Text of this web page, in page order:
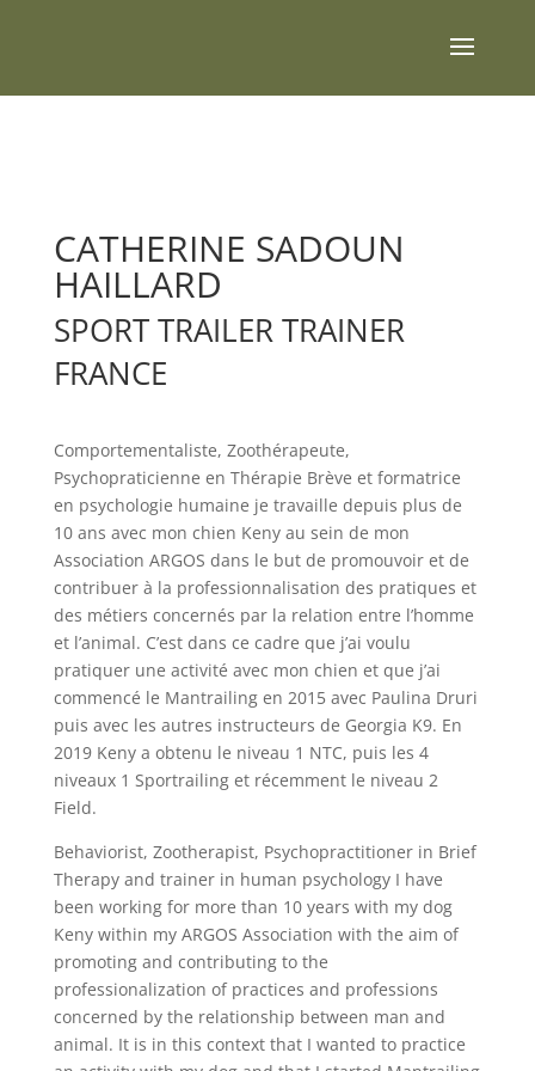
CATHERINE SADOUN
HAILLARD
SPORT TRAILER TRAINER
FRANCE
Comportementaliste, Zoothérapeute,
Psychopraticienne en Thérapie Brève et formatrice
en psychologie humaine je travaille depuis plus de
10 ans avec mon chien Keny au sein de mon
Association ARGOS dans le but de promouvoir et de
contribuer à la professionnalisation des pratiques et
des métiers concernés par la relation entre l’homme
et l’animal. C’est dans ce cadre que j’ai voulu
pratiquer une activité avec mon chien et que j’ai
commencé le Mantrailing en 2015 avec Paulina Druri
puis avec les autres instructeurs de Georgia K9. En
2019 Keny a obtenu le niveau 1 NTC, puis les 4
niveaux 1 Sportrailing et récemment le niveau 2
Field.
Behaviorist, Zootherapist, Psychopractitioner in Brief
Therapy and trainer in human psychology I have
been working for more than 10 years with my dog ​​
Keny within my ARGOS Association with the aim of
promoting and contributing to the
professionalization of practices and professions
concerned by the relationship between man and
animal. It is in this context that I wanted to practice